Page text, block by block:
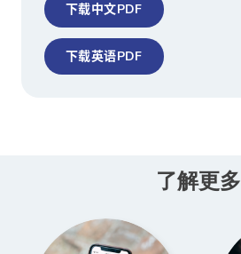
下载中文PDF
下载英语PDF
了解更多